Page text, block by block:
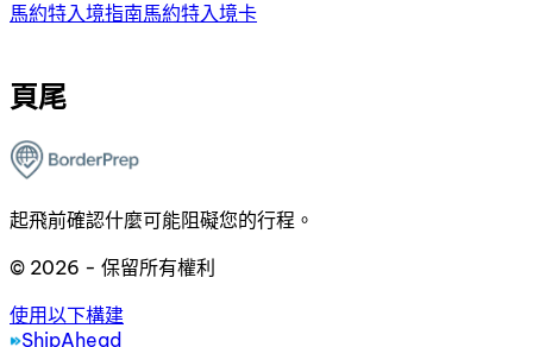
馬約特入境指南馬約特入境卡
頁尾
起飛前確認什麼可能阻礙您的行程。
© 2026 - 保留所有權利
使用以下構建
ShipAhead